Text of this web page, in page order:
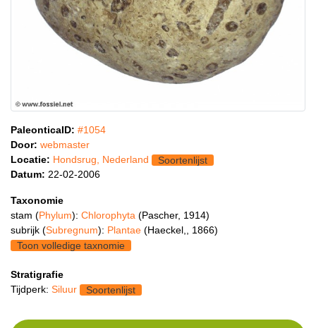
PaleonticaID: #1054
Door: webmaster
Locatie: Hondsrug, Nederland
Soortenlijst
Datum: 22-02-2006
Taxonomie
stam (Phylum): Chlorophyta (Pascher, 1914)
subrijk (Subregnum): Plantae (Haeckel,, 1866)
Toon volledige taxnomie
Stratigrafie
Tijdperk: Siluur Soortenlijst